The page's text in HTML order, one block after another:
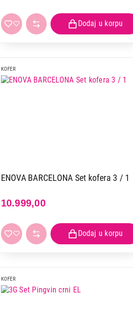
KOFER
ENOVA BARCELONA Set kofera 3 / 1
10.999,00
KOFER